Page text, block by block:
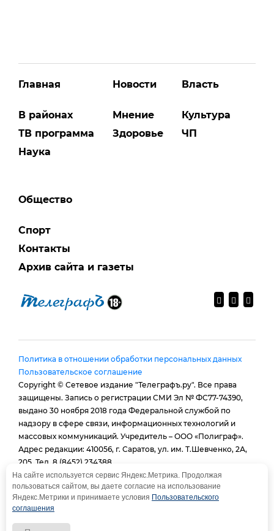
Главная
В районах
ТВ программа
Наука
Новости
Мнение
Здоровье
Власть
Культура
ЧП
Общество
Спорт
Контакты
Архив сайта и газеты
Политика в отношении обработки персональных данных
Пользовательское соглашение
Copyright © Сетевое издание "Телеграфъ.ру". Все права
защищены. Запись о регистрации СМИ Эл № ФС77-74390,
выдано 30 ноября 2018 года Федеральной службой по
надзору в сфере связи, информационных технологий и
массовых коммуникаций. Учредитель – ООО «Полиграф».
Адрес редакции: 410056, г. Саратов, ул. им. Т.Шевченко, 2А,
205. Тел. 8 (8452) 234388.
E-mail: provtelegraf@gmail.com
И.о. главного редактора: Голубева Е. В.
При использовании материалов сайта - гиперссылка
обязательна
На сайте используется сервис Яндекс.Метрика. Продолжая
пользоваться сайтом, вы даете согласие на использование
Яндекс.Метрики и принимаете условия Пользовательского
соглашения